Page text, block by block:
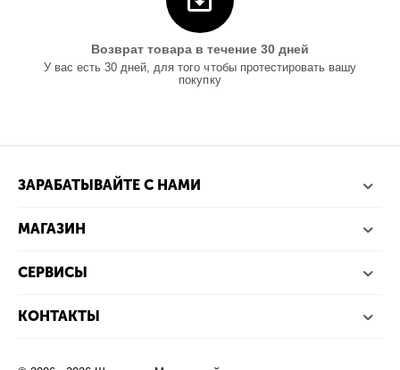
Возврат товара в течение 30 дней
У вас есть 30 дней, для того чтобы протестировать вашу
покупку
ЗАРАБАТЫВАЙТЕ С НАМИ
МАГАЗИН
СЕРВИСЫ
КОНТАКТЫ